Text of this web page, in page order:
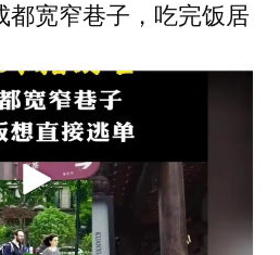
都宽窄巷子，吃完饭居